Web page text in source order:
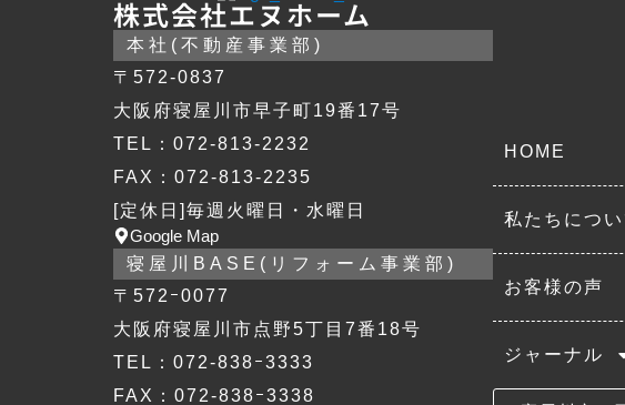
株式会社エヌホーム
本社(不動産事業部)
〒572-0837
大阪府寝屋川市早子町19番17号
TEL：072-813-2232
FAX：072-813-2235
[定休日]毎週火曜日・水曜日
Google Map
寝屋川BASE(リフォーム事業部)
〒572ｰ0077
大阪府寝屋川市点野5丁目7番18号
TEL：072-838ｰ3333
FAX：072-838ｰ3338
HOME
私たちについ
お客様の声
ジャーナル